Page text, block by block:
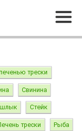
Меню
трески
Свинина
Стейк
трески Рыба